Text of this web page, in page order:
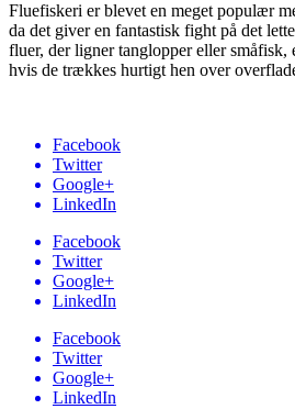
Fluefiskeri er blevet en meget populær
da det giver en fantastisk fight på det
fluer, der ligner tanglopper eller
hvis de trækkes hurtigt hen over
Facebook
Twitter
Google+
LinkedIn
Facebook
Twitter
Google+
LinkedIn
Facebook
Twitter
Google+
LinkedIn